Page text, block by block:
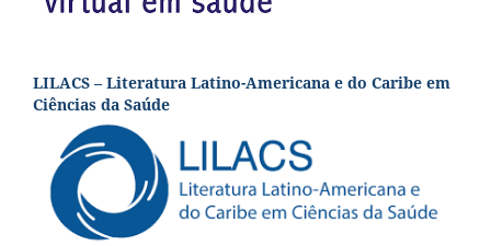
LILACS – Literatura Latino-Americana e do Caribe em
Ciências da Saúde